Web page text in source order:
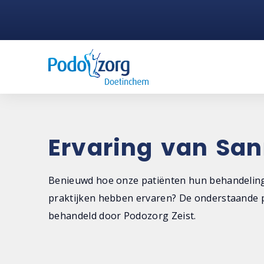
Ervaring van
Benieuwd hoe onze patiënten hun
praktijken hebben ervaren? De onderstaande
behandeld door Podozorg Zeist.